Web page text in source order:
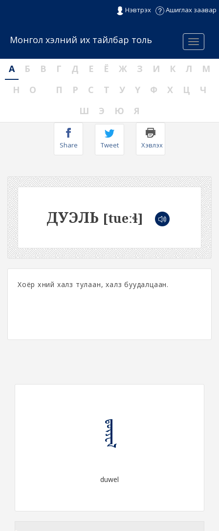
Нэвтрэх Ашиглах заавар
Menu
Монгол хэлний их тайлбар толь
А Б В Г Д Е Ё Ж З И К Л
М
Н
О П Р С Т У Ү Ф Х Ц
Ч
Ш
Э Ю Я
Share Tweet Хэвлэх
ДУЭЛЬ [tueːɬ]
Хоёр хүний халз тулаан, халз буудалцаан.
ᠳ᠋ᠦᠶᠧᠯ
duwel